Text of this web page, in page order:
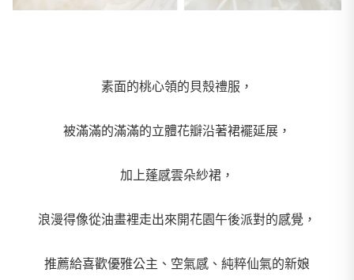
素面的桃心領的貝殼禮服，
被滿滿的滿滿的立體花瓣沿著裙襬延展，
加上蓬感雲朵紗裙，
浪漫得像從油畫裡走出來開花園午後派對的感覺，
推薦給喜歡優雅公主、空氣感、純粹仙氣的新娘